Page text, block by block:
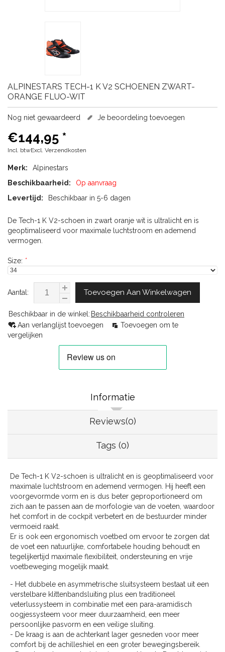
ALPINESTARS TECH-1 K V2 SCHOENEN ZWART-
ORANGE FLUO-WIT
Nog niet gewaardeerd Je beoordeling toevoegen
€144,95 *
Incl. btwExcl. Verzendkosten
Merk:
Alpinestars
Beschikbaarheid:
Op aanvraag
Levertijd:
Beschikbaar in 5-6 dagen
De Tech-1 K V2-schoen in zwart oranje wit is ultralicht en is
geoptimaliseerd voor maximale luchtstroom en ademend
vermogen.
Size: *
Aantal: Toevoegen Aan Winkelwagen
Beschikbaar in de winkel: Beschikbaarheid controleren
Aan verlanglijst toevoegen
Toevoegen om te
vergelijken
Informatie
Reviews(0)
Tags (0)
De Tech-1 K V2-schoen is ultralicht en is geoptimaliseerd voor
maximale luchtstroom en ademend vermogen. Hij heeft een
voorgevormde vorm en is dus beter geproportioneerd om
zich aan te passen aan de morfologie van de voeten, waardoor
het comfort in de cockpit verbetert en de bestuurder minder
vermoeid raakt.
Er is ook een ergonomisch voetbed om ervoor te zorgen dat
de voet een natuurlijke, comfortabele houding behoudt en
tegelijkertijd maximale flexibiliteit, ondersteuning en vrije
voetbeweging mogelijk maakt.
- Het dubbele en asymmetrische sluitsysteem bestaat uit een
verstelbare klittenbandsluiting plus een traditioneel
veterlussysteem in combinatie met een para-aramidisch
oogjessysteem voor meer duurzaamheid, een meer
persoonlijke pasvorm en een veilige sluiting.
- De kraag is aan de achterkant lager gesneden voor meer
comfort bij de achilleshiel en een groter bewegingsbereik.